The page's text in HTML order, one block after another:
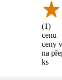
(1)
cenu
ceny
na
ks